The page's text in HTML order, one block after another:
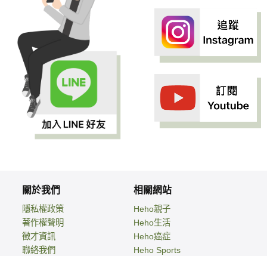
關於我們
隱私權政策
著作權聲明
徵才資訊
聯絡我們
相關網站
Heho親子
Heho生活
Heho癌症
Heho Sports